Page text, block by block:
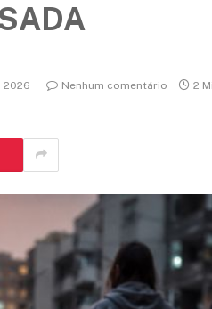
2026 Nenhum comentário 2